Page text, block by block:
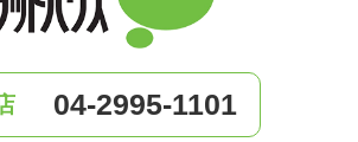
04-2995-1101